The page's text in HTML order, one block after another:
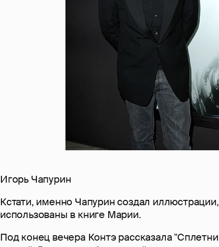
Игорь Чапурин
Кстати, именно Чапурин создал
использованы в книге Марии.
Под конец вечера Контэ рассказала